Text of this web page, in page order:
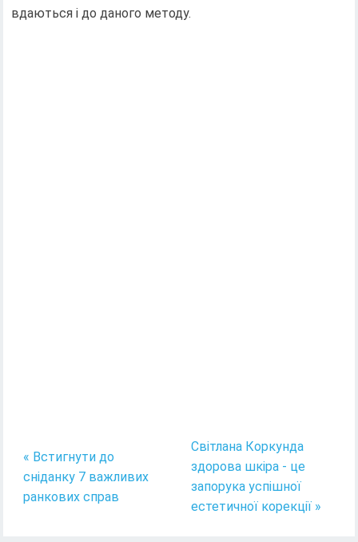
вдаються і до даного методу.
« Встигнути до
сніданку 7 важливих
ранкових справ
Світлана Коркунда
здорова шкіра - це
запорука успішної
естетичної корекції »